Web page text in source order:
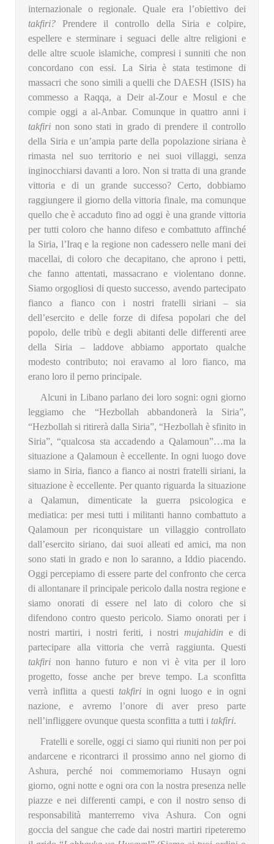
internazionale o regionale. Quale era l’obiettivo dei
takfiri? Prendere il controllo della Siria e colpire,
espellere e sterminare i seguaci delle altre religioni e
delle altre scuole islamiche, compresi i sunniti che non
concordano con essi. La Siria è stata testimone di
massacri che sono simili a quelli che DAESH (ISIS) ha
commesso a Raqqa, a Deir al-Zour e Mosul e che
compie oggi a al-Anbar. Comunque in quattro anni i
takfiri non sono stati in grado di prendere il controllo
della Siria e un’ampia parte della popolazione siriana è
rimasta nel suo territorio e nei suoi villaggi, senza
inginocchiarsi davanti a loro. Non si tratta di una grande
vittoria e di un grande successo? Certo, dobbiamo
raggiungere il giorno della vittoria finale, ma comunque
quello che è accaduto fino ad oggi è una grande vittoria
per tutti coloro che hanno difeso e combattuto affinché
la Siria, l’Iraq e la regione non cadessero nelle mani dei
macellai, di coloro che decapitano, che aprono i petti,
che fanno attentati, massacrano e violentano donne.
Siamo orgogliosi di questo successo, avendo partecipato
fianco a fianco con i nostri fratelli siriani – sia
dell’esercito e delle forze di difesa popolari che del
popolo, delle tribù e degli abitanti delle differenti aree
della Siria – laddove abbiamo apportato qualche
modesto contributo; noi eravamo al loro fianco, ma
erano loro il perno principale.
Alcuni in Libano parlano dei loro sogni: ogni giorno
leggiamo che “Hezbollah abbandonerà la Siria”,
“Hezbollah si ritirerà dalla Siria”, “Hezbollah è sfinito in
Siria”, “qualcosa sta accadendo a Qalamoun”…ma la
situazione a Qalamoun è eccellente. In ogni luogo dove
siamo in Siria, fianco a fianco ai nostri fratelli siriani, la
situazione è eccellente. Per quanto riguarda la situazione
a Qalamun, dimenticate la guerra psicologica e
mediatica: per mesi tutti i militanti hanno combattuto a
Qalamoun per riconquistare un villaggio controllato
dall’esercito siriano, dai suoi alleati ed amici, ma non
sono stati in grado e non lo saranno, a Iddio piacendo.
Oggi percepiamo di essere parte del confronto che cerca
di allontanare il principale pericolo dalla nostra regione e
siamo onorati di essere nel lato di coloro che si
difendono contro questo pericolo. Siamo onorati per i
nostri martiri, i nostri feriti, i nostri mujahidin e di
partecipare alla vittoria che verrà raggiunta. Questi
takfiri non hanno futuro e non vi è vita per il loro
progetto, fosse anche per breve tempo. La sconfitta
verrà inflitta a questi takfiri in ogni luogo e in ogni
nazione, e avremo l’onore di aver preso parte
nell’infliggere ovunque questa sconfitta a tutti i takfiri.
Fratelli e sorelle, oggi ci siamo qui riuniti non per poi
andarcene e ricontrarci il prossimo anno nel giorno di
Ashura, perché noi commemoriamo Husayn ogni
giorno, ogni notte e ogni ora con la nostra presenza nelle
piazze e nei differenti campi, e con il nostro senso di
responsabilità manterremo viva Ashura. Con ogni
goccia del sangue che cade dai nostri martiri ripeteremo